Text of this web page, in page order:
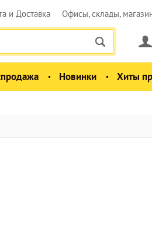
и Доставка Офисы, склады,
Новинки Хиты